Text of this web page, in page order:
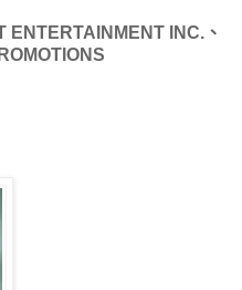
ENTERTAINMENT INC.、